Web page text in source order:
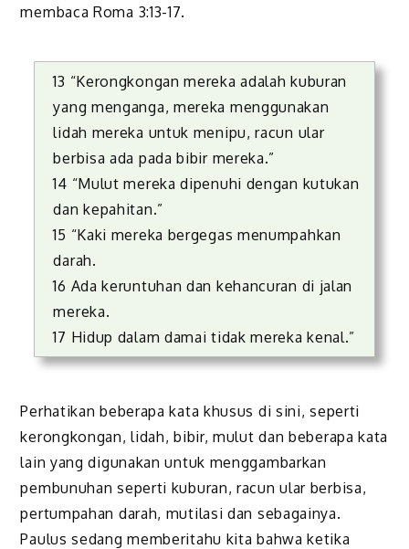
membaca Roma 3:13-17.
13 “Kerongkongan mereka adalah kuburan
yang menganga, mereka menggunakan
lidah mereka untuk menipu, racun ular
berbisa ada pada bibir mereka.”
14 “Mulut mereka dipenuhi dengan kutukan
dan kepahitan.”
15 “Kaki mereka bergegas menumpahkan
darah.
16 Ada keruntuhan dan kehancuran di jalan
mereka.
17 Hidup dalam damai tidak mereka kenal.”
Perhatikan beberapa kata khusus di sini, seperti
kerongkongan, lidah, bibir, mulut dan beberapa kata
lain yang digunakan untuk menggambarkan
pembunuhan seperti kuburan, racun ular berbisa,
pertumpahan darah, mutilasi dan sebagainya.
Paulus sedang memberitahu kita bahwa ketika